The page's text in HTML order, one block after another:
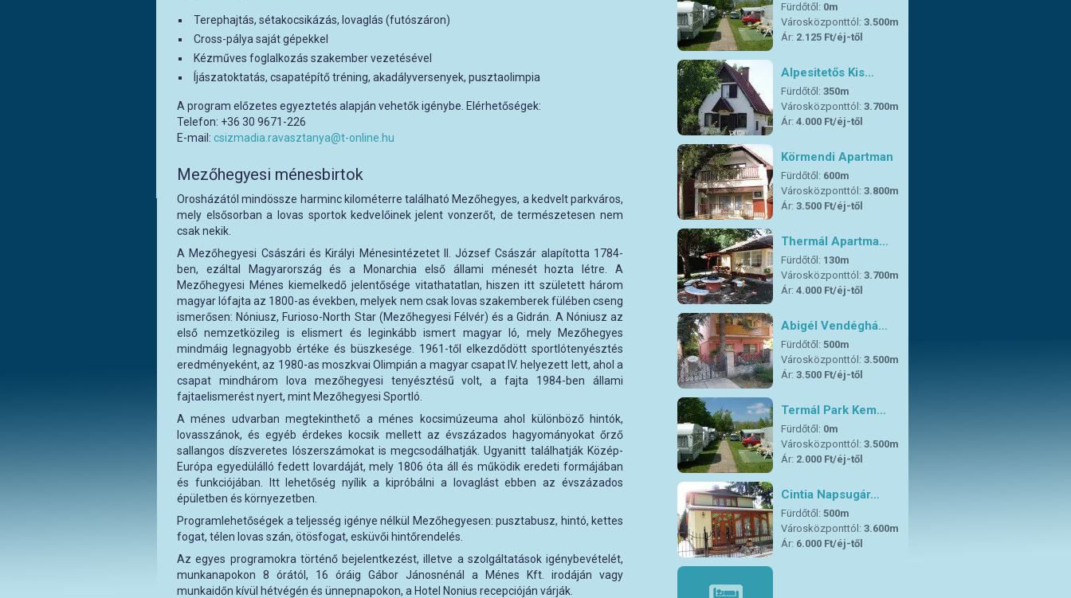
Terephajtás, sétakocsikázás, lovaglás (futószáron)
Cross-pálya saját gépekkel
Kézműves foglalkozás szakember vezetésével
Íjászatoktatás, csapatépítő tréning, akadályversenyek, pusztaolimpia
A program előzetes egyeztetés alapján vehetők igénybe. Elérhetőségek:
Telefon: +36 30 9671-226
E-mail: csizmadia.ravasztanya@t-online.hu
Mezőhegyesi ménesbirtok
Orosházától mindössze harminc kilométerre található Mezőhegyes, a kedvelt parkváros,
mely elsősorban a lovas sportok kedvelőinek jelent vonzerőt, de természetesen nem
csak nekik.
A Mezőhegyesi Császári és Királyi Ménesintézetet II. József Császár alapította 1784-
ben, ezáltal Magyarország és a Monarchia első állami ménesét hozta létre. A
Mezőhegyesi Ménes kiemelkedő jelentősége vitathatatlan, hiszen itt született három
magyar lófajta az 1800-as években, melyek nem csak lovas szakemberek fülében cseng
ismerősen: Nóniusz, Furioso-North Star (Mezőhegyesi Félvér) és a Gidrán. A Nóniusz az
első nemzetközileg is elismert és leginkább ismert magyar ló, mely Mezőhegyes
mindmáig legnagyobb értéke és büszkesége. 1961-től elkezdődött sportlótenyésztés
eredményeként, az 1980-as moszkvai Olimpián a magyar csapat IV. helyezett lett, ahol a
csapat mindhárom lova mezőhegyesi tenyésztésű volt, a fajta 1984-ben állami
fajtaelismerést nyert, mint Mezőhegyesi Sportló.
A ménes udvarban megtekinthető a ménes kocsimúzeuma ahol különböző hintók,
lovasszánok, és egyéb érdekes kocsik mellett az évszázados hagyományokat őrző
sallangos díszveretes lószerszámokat is megcsodálhatják. Ugyanitt találhatják Közép-
Európa egyedülálló fedett lovardáját, mely 1806 óta áll és működik eredeti formájában
és funkciójában. Itt lehetőség nyílik a kipróbálni a lovaglást ebben az évszázados
épületben és környezetben.
Programlehetőségek a teljesség igénye nélkül Mezőhegyesen: pusztabusz, hintó, kettes
fogat, télen lovas szán, ötösfogat, esküvői hintőrendelés.
Az egyes programokra történő bejelentkezést, illetve a szolgáltatások igénybevételét,
munkanapokon 8 órától, 16 óráig Gábor Jánosnénál a Ménes Kft. irodáján vagy
munkaidőn kívül hétvégén és ünnepnapokon, a Hotel Nonius recepcióján várják.
Fürdőtől: 0m
Városközponttól: 3.500m
Ár: 2.125 Ft/éj-től
Alpesitetős Kis…
Fürdőtől: 350m
Városközponttól: 3.700m
Ár: 4.000 Ft/éj-től
Körmendi Apartman
Fürdőtől: 600m
Városközponttól: 3.800m
Ár: 3.500 Ft/éj-től
Thermál Apartma…
Fürdőtől: 130m
Városközponttól: 3.700m
Ár: 4.000 Ft/éj-től
Abigél Vendéghá…
Fürdőtől: 500m
Városközponttól: 3.500m
Ár: 3.500 Ft/éj-től
Termál Park Kem…
Fürdőtől: 0m
Városközponttól: 3.500m
Ár: 2.000 Ft/éj-től
Cintia Napsugár…
Fürdőtől: 500m
Városközponttól: 3.600m
Ár: 6.000 Ft/éj-től